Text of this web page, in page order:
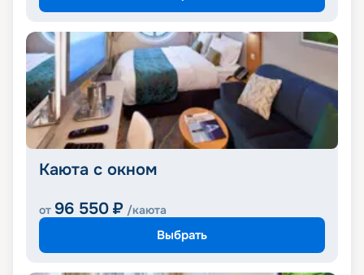
Каюта с окном
от 96 550 ₽ /каюта
Выбрать